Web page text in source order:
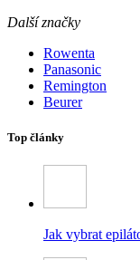
Další značky
Rowenta
Panasonic
Remington
Beurer
Top články
Jak vybrat